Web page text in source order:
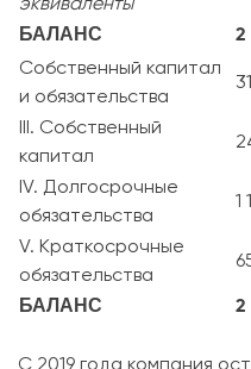
БАЛАНС 2
Собственный капитал
и обязательства
III. Собственный
капитал
IV. Долгосрочные
обязательства
1
V. Краткосрочные
обязательства
БАЛАНС 2
С 2019 года компания